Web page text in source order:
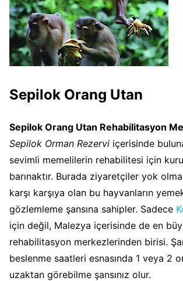
Sepilok Orang Utan
Sepilok Orang Utan Rehabilitasyon
Sepilok Orman Rezervi içerisinde
sevimli memelilerin rehabilitesi için
barınaktır. Burada ziyaretçiler yok
karşı karşıya olan bu hayvanların
gözlemleme şansına sahipler. Sadece
için değil, Malezya içerisinde de en
rehabilitasyon merkezlerinden birisi.
beslenme saatleri esnasında 1 veya 2
uzaktan görebilme şansınız olur.